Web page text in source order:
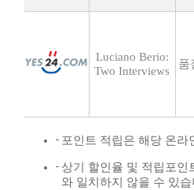
Luciano Berio:
Two Interviews
품
포인트 적립은 해당 온라
상기 할인율 및 적립포인
와 일치하지 않을 수 있습